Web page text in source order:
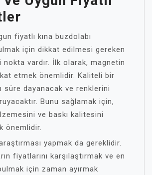
fiyatlı kına buzdolabı
için dikkat edilmesi gereken
vardır. İlk olarak, magnetin
etmek önemlidir. Kaliteli bir
süre dayanacak ve renklerini
Bunu sağlamak için,
ve baskı kalitesini
önemlidir.
yapmak da gereklidir.
fiyatlarını karşılaştırmak ve en
için zaman ayırmak